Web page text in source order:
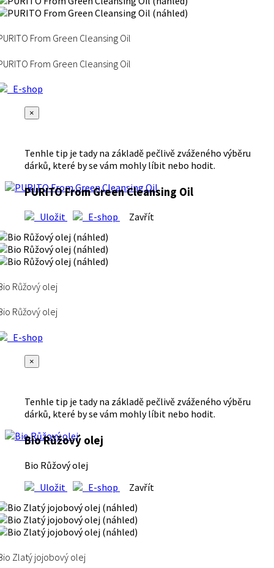
From Green Cleansing Oil
From Green Cleansing Oil
E-shop
×
Tenhle tip je tady na základě pečlivě zváženého výběru
dárků, které by se vám mohly líbit nebo hodit.
PURITO From Green Cleansing Oil
Uložit E-shop Zavřít
Růžový olej
Růžový olej
E-shop
×
Tenhle tip je tady na základě pečlivě zváženého výběru
dárků, které by se vám mohly líbit nebo hodit.
Bio Růžový olej
Bio Růžový olej
Uložit
E-shop Zavřít
Zlatý jojobový olej